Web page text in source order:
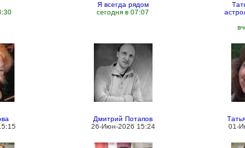
Я всегда рядом
сегодня в 07:07
Дмитрий Потапов
26-Июн-2026 15:24
01-